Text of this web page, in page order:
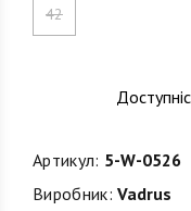
42
Артикул: 5-W-0526
Виробник: Vadrus